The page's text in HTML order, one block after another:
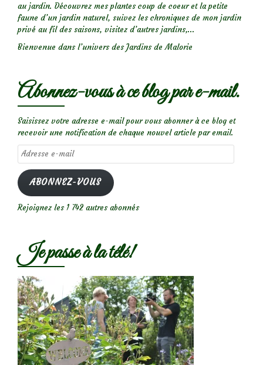
au jardin. Découvrez mes plantes coup de coeur et la petite
faune d’un jardin naturel, suivez les chroniques de mon jardin
privé au fil des saisons, visitez d’autres jardins,...
Bienvenue dans l’univers des Jardins de Malorie
Abonnez-vous à ce blog par e-mail.
Saisissez votre adresse e-mail pour vous abonner à ce blog et
recevoir une notification de chaque nouvel article par email.
Adresse
e-
mail
ABONNEZ-VOUS
Rejoignez les 1 742 autres abonnés
Je passe à la télé!